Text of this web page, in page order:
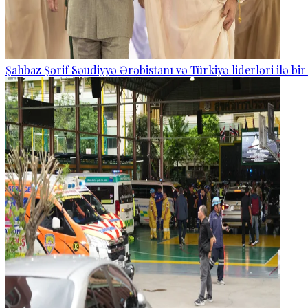
Şahbaz Şərif Səudiyyə Ərəbistanı və Türkiyə liderləri ilə